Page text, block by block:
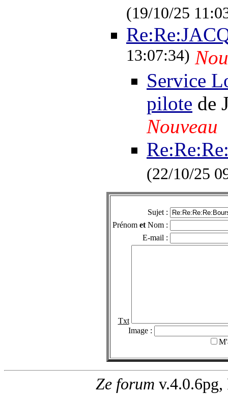
(19/10/25
13:07:34)
Service
pilote de
Nouveau
(22/10/25
Sujet :
Prénom et Nom :
E-mail :
Txt
Image :
Ze forum